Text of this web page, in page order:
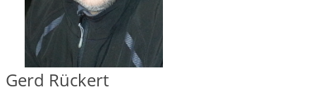
Gerd Rückert